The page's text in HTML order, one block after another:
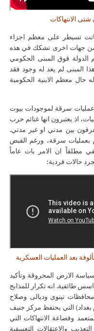
الانتهاكات
انها باتت تسيطر على معظم اجزاء
من جهات اخرى تشكك في هذه
فوق المبنى الحكومي
المبنى لم يعد له وجود فقد
معظم الابنية الحكومية
سرقة لموجودات بيوت
اذ يعتبرون انها غنائم حرب
بين مدني او غير مدني.
بعمليات سرقة، ورغم القبض
مطلقاً ان الامر بات عاماً
حالات فردية:
بعد العمليات العسكرية
الارض المحروقة وتأكيد
طائفية. انه تكرار للمذابح
نينوى وديالى وصلاح
بغداد) التي يحتفظ مركز جنيف
وفضاعة الانتهاكات التي
والاعتقالات التعسفية